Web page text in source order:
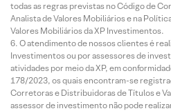
todas as regras previstas no Código de
Analista de Valores Mobiliários e na
Valores Mobiliários da XP Investimentos.
O atendimento de nossos clientes é
Investimentos ou por assessores de
atividades por meio da XP, em
178/2023, os quais encontram-se
Corretoras e Distribuidoras de Títulos e
assessor de investimento não pode